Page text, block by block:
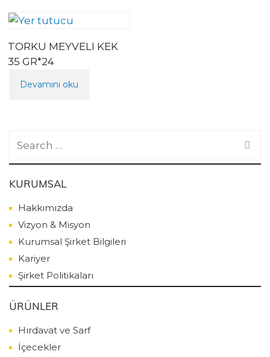
TORKU MEYVELI KEK
35 GR*24
Devamını oku
for:
KURUMSAL
Hakkımızda
Vizyon & Misyon
Kurumsal Şirket Bilgileri
Kariyer
Şirket Politikaları
ÜRÜNLER
Hırdavat ve Sarf
İçecekler